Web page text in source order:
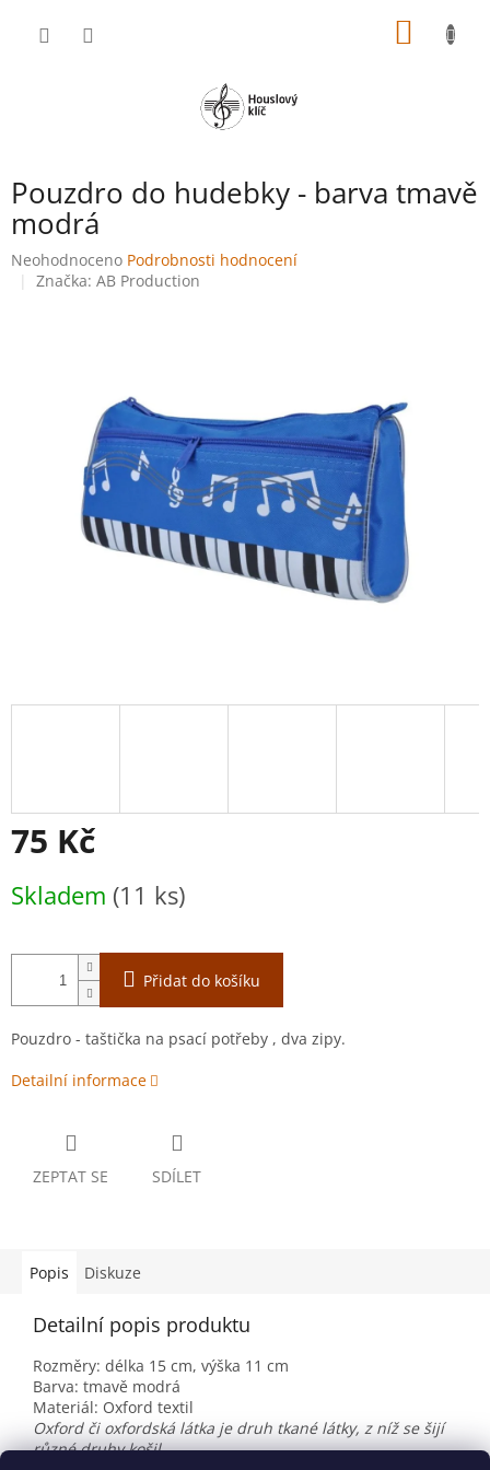
Pouzdro do hudebky - barva tmavě
modrá
Průměrné
hodnocení
Neohodnoceno Podrobnosti hodnocení
Značka: AB Production
75 Kč
cena:
Skladem (11 ks)
Přidat do košíku
Pouzdro - taštička na psací potřeby , dva zipy.
Detailní informace
ZEPTAT SE SDÍLET
Popis Diskuze
Detailní popis produktu
Rozměry: délka 15 cm, výška 11 cm
Barva: tmavě modrá
Materiál: Oxford textil
Oxford či oxfordská látka je druh tkané látky, z níž se šijí
různé druhy košil.